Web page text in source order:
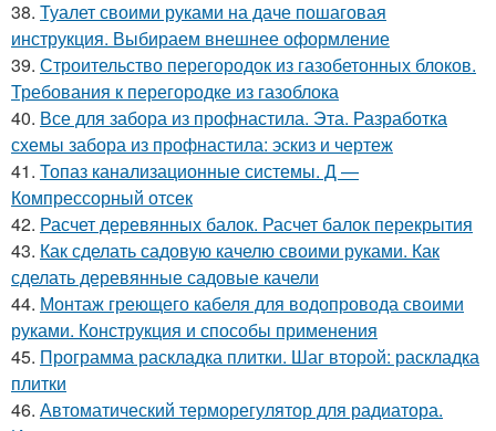
38. Туалет своими руками на даче пошаговая
инструкция. Выбираем внешнее оформление
39. Строительство перегородок из газобетонных блоков.
Требования к перегородке из газоблока
40. Все для забора из профнастила. Эта. Разработка
схемы забора из профнастила: эскиз и чертеж
41. Топаз канализационные системы. Д —
Компрессорный отсек
42. Расчет деревянных балок. Расчет балок перекрытия
43. Как сделать садовую качелю своими руками. Как
сделать деревянные садовые качели
44. Монтаж греющего кабеля для водопровода своими
руками. Конструкция и способы применения
45. Программа раскладка плитки. Шаг второй: раскладка
плитки
46. Автоматический терморегулятор для радиатора.